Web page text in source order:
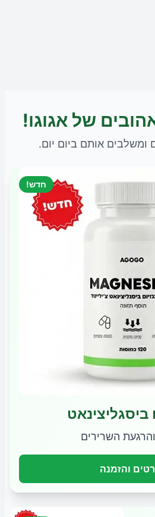
של אגוגו!
ומשלבים אותם ביום יום.
חדש!
ביסגליצינאט
השרירים
והזמנה